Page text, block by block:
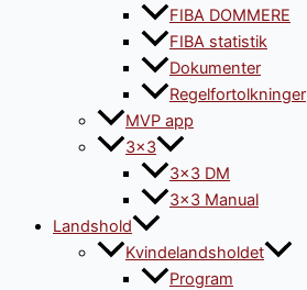
FIBA DOMMERE
FIBA statistik
Dokumenter
Regelfortolkninger
MVP app
3×3
3×3 DM
3×3 Manual
Landshold
Kvindelandsholdet
Program